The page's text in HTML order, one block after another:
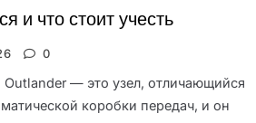
и что стоит учесть
0
— это узел, отличающийся
коробки передач, и он